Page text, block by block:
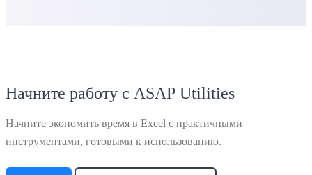
Начните работу с ASAP Utilities
Начните экономить время в Excel с практичными
инструментами, готовыми к использованию.